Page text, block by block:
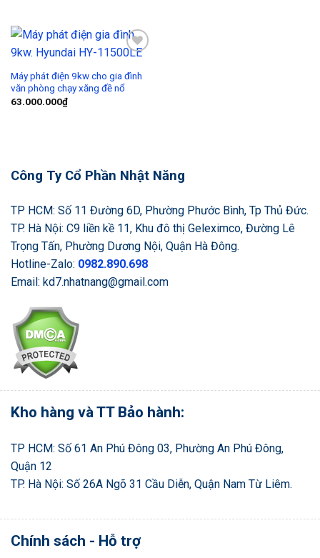
Wishlist
Máy phát điện 9kw cho gia đình
văn phòng chạy xăng đề nổ
63.000.000₫
Công Ty Cổ Phần Nhật Năng
TP HCM: Số 11 Đường 6D, Phường Phước Bình, Tp Thủ Đức.
TP. Hà Nội: C9 liền kề 11, Khu đô thị Geleximco, Đường Lê
Trọng Tấn, Phường Dương Nội, Quận Hà Đông.
Hotline-Zalo: 0982.890.698
Email: kd7.nhatnang@gmail.com
Kho hàng và TT Bảo hành:
TP HCM: Số 61 An Phú Đông 03, Phường An Phú Đông,
Quận 12
TP. Hà Nội: Số 26A Ngõ 31 Cầu Diễn, Quận Nam Từ Liêm.
Chính sách - Hỗ trợ